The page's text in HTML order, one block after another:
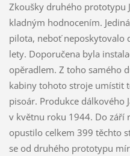
Zkoušky druhého prototypu
kladným hodnocením.
pilota, neboť neposkytovalo
lety. Doporučena byla
opěradlem. Z toho samého
kabiny tohoto stroje umístit
pisoár. Produkce dálkového
v květnu roku 1944. Do září
opustilo celkem 399 těchto
se od druhého prototypu